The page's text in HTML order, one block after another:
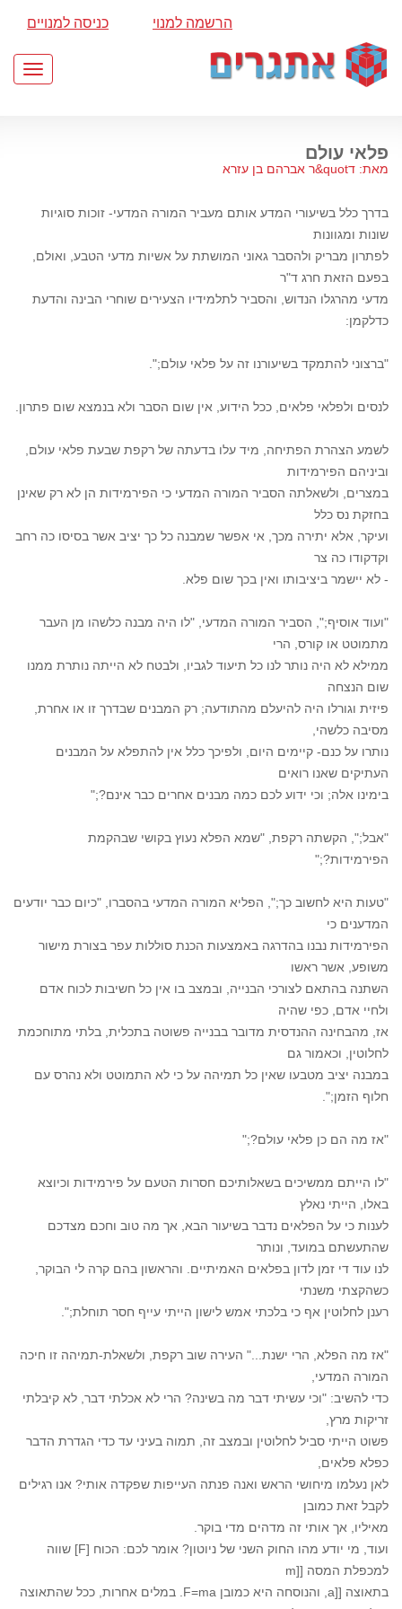
הרשמה למנוי כניסה למנויים
פלאי עולם
מאת: דquot&ר אברהם בן עזרא
בדרך כלל בשיעורי המדע אותם מעביר המורה המדעי- זוכות סוגיות
שונות ומגוונות
לפתרון מבריק ולהסבר גאוני המושתת על אשיות מדעי הטבע, ואולם,
בפעם הזאת חרג ד"ר
מדעי מהרגלו הנדוש, והסביר לתלמידיו הצעירים שוחרי הבינה והדעת
כדלקמן:
"ברצוני להתמקד בשיעורנו זה על פלאי עולם;".
לנסים ולפלאי פלאים, ככל הידוע, אין שום הסבר ולא בנמצא שום פתרון.
לשמע הצהרת הפתיחה, מיד עלו בדעתה של רקפת שבעת פלאי עולם,
וביניהם הפירמידות
במצרים, ולשאלתה הסביר המורה המדעי כי הפירמידות הן לא רק שאינן
בחזקת נס כלל
ועיקר, אלא יתירה מכך, אי אפשר שמבנה כל כך יציב אשר בסיסו כה רחב
וקדקודו כה צר
- לא יישמר ביציבותו ואין בכך שום פלא.
"ועוד אוסיף;", הסביר המורה המדעי, "לו היה מבנה כלשהו מן העבר
מתמוטט או קורס, הרי
ממילא לא היה נותר לנו כל תיעוד לגביו, ולבטח לא הייתה נותרת ממנו
שום הנצחה
פיזית וגורלו היה להיעלם מהתודעה; רק המבנים שבדרך זו או אחרת,
מסיבה כלשהי,
נותרו על כנם- קיימים היום, ולפיכך כלל אין להתפלא על המבנים
העתיקים שאנו רואים
בימינו אלה; וכי ידוע לכם כמה מבנים אחרים כבר אינם?;"
"אבל;", הקשתה רקפת, "שמא הפלא נעוץ בקושי שבהקמת
הפירמידות?;"
"טעות היא לחשוב כך;", הפליא המורה המדעי בהסברו, "כיום כבר יודעים
המדענים כי
הפירמידות נבנו בהדרגה באמצעות הכנת סוללות עפר בצורת מישור
משופע, אשר ראשו
השתנה בהתאם לצורכי הבנייה, ובמצב בו אין כל חשיבות לכוח אדם
ולחיי אדם, כפי שהיה
אז, מהבחינה ההנדסית מדובר בבנייה פשוטה בתכלית, בלתי מתוחכמת
לחלוטין, וכאמור גם
במבנה יציב מטבעו שאין כל תמיהה על כי לא התמוטט ולא נהרס עם
חלוף הזמן;".
"אז מה הם כן פלאי עולם?;"
"לו הייתם ממשיכים בשאלותיכם חסרות הטעם על פירמידות וכיוצא
באלו, הייתי נאלץ
לענות כי על הפלאים נדבר בשיעור הבא, אך מה טוב וחכם מצדכם
שהתעשתם במועד, ונותר
לנו עוד די זמן לדון בפלאים האמיתיים. והראשון בהם קרה לי הבוקר,
כשהקצתי משנתי
רענן לחלוטין אף כי בלכתי אמש לישון הייתי עייף חסר תוחלת;".
"אז מה הפלא, הרי ישנת..." העירה שוב רקפת, ולשאלת-תמיהה זו חיכה
המורה המדעי,
כדי להשיב: "וכי עשיתי דבר מה בשינה? הרי לא אכלתי דבר, לא קיבלתי
זריקות מרץ,
פשוט הייתי סביל לחלוטין ובמצב זה, תמוה בעיני עד כדי הגדרת הדבר
כפלא פלאים,
לאן נעלמו מיחושי הראש ואנה פנתה העייפות שפקדה אותי? אנו רגילים
לקבל זאת כמובן
מאיליו, אך אותי זה מדהים מדי בוקר.
ועוד, מי יודע מהו החוק השני של ניוטון? אומר לכם: הכוח [F] שווה
למכפלת המסה [[m
בתאוצה [[a, והנוסחה היא כמובן F=ma. במלים אחרות, ככל שהתאוצה